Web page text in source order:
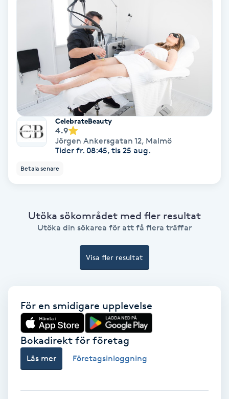
Manikyr & Pedikyr
Massage
Medial vägledning
Medicinsk massage
Meditation
Megavolymfransar
MicroPen
Microshading
Mixfransar
CelebrateBeauty
4.9
Jörgen Ankersgatan 12, Malmö
Tider fr. 08:45, tis 25 aug.
Betala senare
Utöka sökområdet med fler resultat
Utöka din sökarea för att få flera träffar
Visa fler resultat
För en smidigare upplevelse
Bokadirekt för företag
Läs mer Företagsinloggning